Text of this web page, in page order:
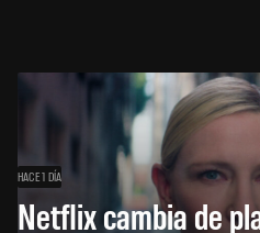
HACE 1 DÍA
Netflix cambia de